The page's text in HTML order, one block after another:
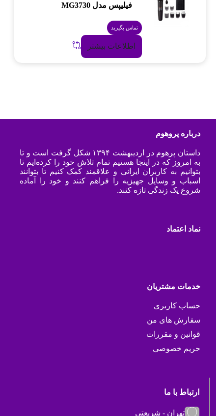
فیلیپس مدل MG3730
تماس بگیرید
اطلاعات بیشتر
درباره پروهوم
داستان پرهوم در اردیبهشت ۱۳۹۴ شکل گرفت است و تا
به امروز که در اینجا هستیم تمام تلاش خود را کرده‌ایم تا
بتوانیم به کاربران ایرانی و علاقمند کمک کنیم تا بتوانند
اسباب و وسایل جهیزیه را فراهم کنند و خود را آماده
شروع یک زندگی تازه کنند.
نماد اعتماد
خدمات مشتریان
حساب کاربری
سفارش های من
قوانین و مقررات
حریم خصوصی
ارتباط با ما
تهران - شریعتی